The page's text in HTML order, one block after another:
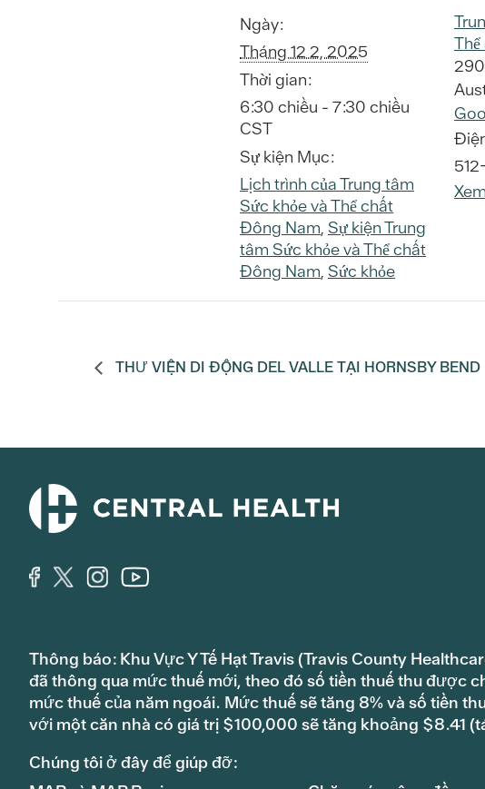
Ngày:
Tháng 12 2, 2025
Thời gian:
6:30 chiều - 7:30 chiều
CST
Sự kiện Mục:
Lịch trình của Trung tâm
Sức khỏe và Thể chất
Đông Nam Sự kiện Trung
tâm Sức khỏe và Thể chất
Đông Nam Sức khỏe
THƯ VIỆN DI ĐỘNG DEL VALLE TẠI HORNSBY BEND
Thông báo: Khu Vực Y Tế Hạt Travis (Travis County
đã thông qua mức thuế mới, theo đó số tiền thuế thu được
mức thuế của năm ngoái. Mức thuế sẽ tăng 8% và số tiền
với một căn nhà có giá trị $100,000 sẽ tăng khoảng $8.41
Chúng tôi ở đây để giúp đỡ: